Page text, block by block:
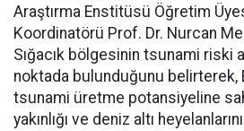
Araştırma Enstitüsü Öğretim
Koordinatörü Prof. Dr. Nurcan
Sığacık bölgesinin tsunami riski
noktada bulunduğunu belirterek,
tsunami üretme potansiyeline
yakınlığı ve deniz altı